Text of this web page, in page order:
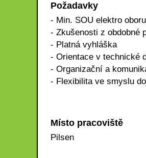
Požadavky
- Min. SOU elektro oboru
- Zkušenosti z obdobné
- Platná vyhláška
- Orientace v technické
- Organizační a
- Flexibilita ve smyslu
Místo pracoviště
Pilsen